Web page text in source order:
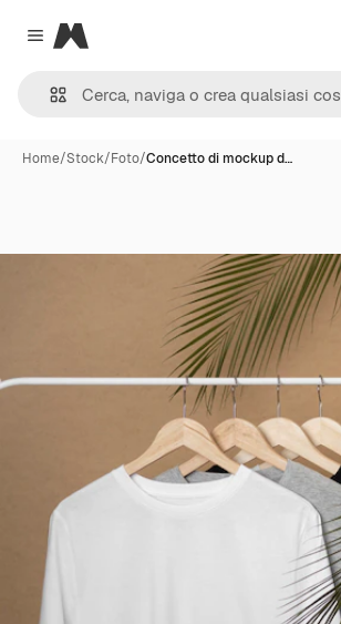
Close menu
Magnific
Home/Stock/Foto/Concetto di mockup d…